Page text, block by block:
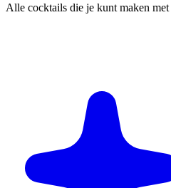
Alle cocktails die je kunt maken met